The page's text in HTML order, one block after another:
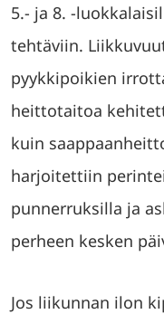
5.- ja 8. -
tehtäviin.
pyykkipoikien
heittotaitoa
kuin
harjoitettiin
punnerruksilla ja
perheen kesken
Jos liikunnan ilon